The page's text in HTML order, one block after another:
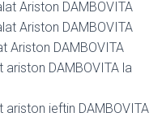
Ariston DAMBOVITA
Ariston DAMBOVITA
Ariston DAMBOVITA
DAMBOVITA la
ieftin DAMBOVITA